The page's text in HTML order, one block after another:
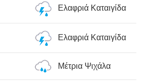
Ελαφριά Καταιγίδα
Ελαφριά Καταιγίδα
Μέτρια Ψιχάλα